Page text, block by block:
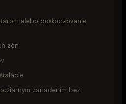
alebo poškodzovanie
zón
zariadením bez